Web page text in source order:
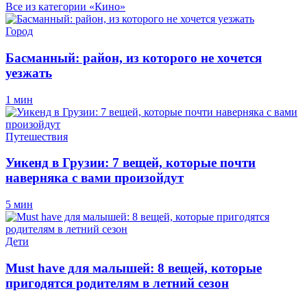
Все из категории «Кино»
Город
Басманный: район, из которого не хочется
уезжать
1 мин
Путешествия
Уикенд в Грузии: 7 вещей, которые почти
наверняка с вами произойдут
5 мин
Дети
Must have для малышей: 8 вещей, которые
пригодятся родителям в летний сезон